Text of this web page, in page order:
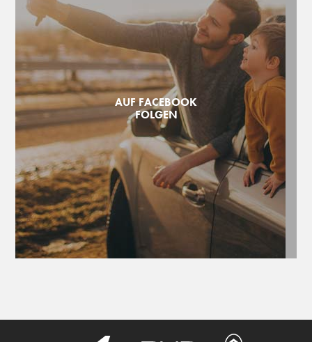
AUF FACEBOOK
FOLGEN